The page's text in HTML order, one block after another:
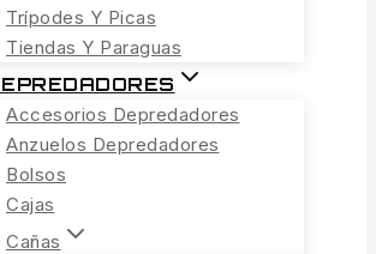
Trípodes Y Picas
Tiendas Y Paraguas
Accesorios Depredadores
Anzuelos Depredadores
Bolsos
Cajas
Cañas